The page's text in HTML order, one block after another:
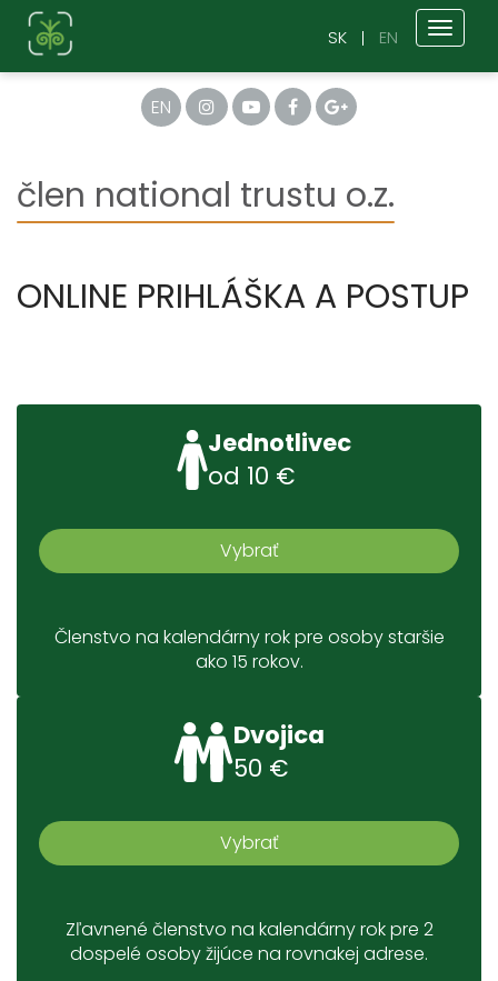
SK EN
EN
člen national trustu o.z.
ONLINE PRIHLÁŠKA A POSTUP
Jednotlivec
od 10 €
Vybrať
Členstvo na kalendárny rok pre osoby staršie
ako 15 rokov.
Dvojica
50 €
Vybrať
Zľavnené členstvo na kalendárny rok pre 2
dospelé osoby žijúce na rovnakej adrese.